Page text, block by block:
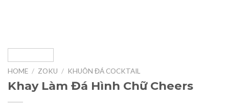
HOME / ZOKU / KHUÔN ĐÁ COCKTAIL
Khay Làm Đá Hình Chữ Cheers